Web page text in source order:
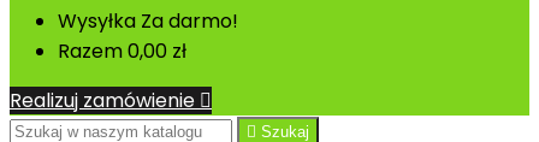
Wysyłka Za darmo!
Razem0,00 zł
Realizuj zamówienie 
 Szukaj